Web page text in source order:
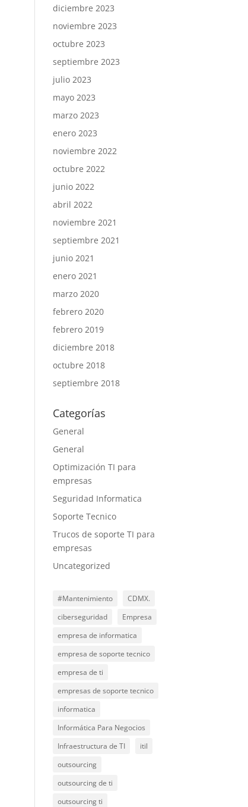
diciembre 2023
noviembre 2023
octubre 2023
septiembre 2023
julio 2023
mayo 2023
marzo 2023
enero 2023
noviembre 2022
octubre 2022
junio 2022
abril 2022
noviembre 2021
septiembre 2021
junio 2021
enero 2021
marzo 2020
febrero 2020
febrero 2019
diciembre 2018
octubre 2018
septiembre 2018
Categorías
General
General
Optimización TI para
empresas
Seguridad Informatica
Soporte Tecnico
Trucos de soporte TI para
empresas
Uncategorized
#Mantenimiento
CDMX.
ciberseguridad
Empresa
empresa de informatica
empresa de soporte tecnico
empresa de ti
empresas de soporte tecnico
informatica
Informática Para Negocios
Infraestructura de TI
itil
outsourcing
outsourcing de ti
outsourcing ti